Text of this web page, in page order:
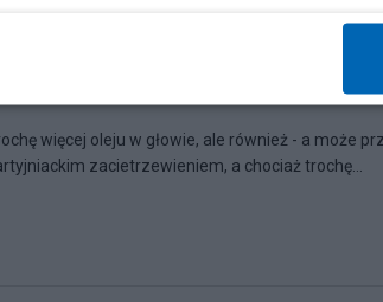
więcej oleju w głowie, ale również - a może
zacietrzewieniem, a chociaż trochę...